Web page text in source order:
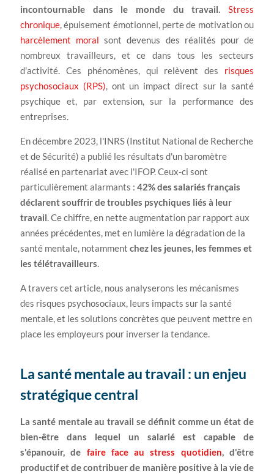
incontournable dans le monde du travail.
Stress
chronique, épuisement émotionnel, perte de motivation ou
harcèlement moral sont devenus des réalités pour de
nombreux travailleurs, et ce dans tous les secteurs
d'activité. Ces phénomènes, qui relèvent des risques
psychosociaux (RPS), ont un impact direct sur la santé
psychique et, par extension, sur la performance des
entreprises.
En décembre 2023, l'INRS (Institut National de Recherche
et de Sécurité) a publié les résultats d'un baromètre
réalisé en partenariat avec l'IFOP. Ceux-ci sont
particulièrement alarmants : 42% des salariés français
déclarent souffrir de troubles psychiques liés à leur
travail. Ce chiffre, en nette augmentation par rapport aux
années précédentes, met en lumière la dégradation de la
santé mentale, notamment chez les jeunes, les femmes et
les télétravailleurs.
A travers cet article, nous analyserons les mécanismes
des risques psychosociaux, leurs impacts sur la santé
mentale, et les solutions concrètes que peuvent mettre en
place les employeurs pour inverser la tendance.
La santé mentale au travail : un enjeu
stratégique central
La santé mentale au travail se définit comme un état de
bien-être dans lequel un salarié est capable de
s'épanouir, de faire face au stress quotidien, d'être
productif et de contribuer de manière positive à la vie de